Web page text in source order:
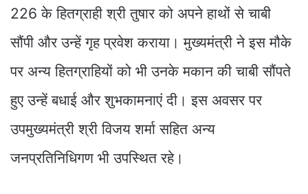
226 के हितग्राही श्री तुषार को अपने हाथों से चाबी
सौंपी और उन्हें गृह प्रवेश कराया। मुख्यमंत्री ने इस मौके
पर अन्य हितग्राहियों को भी उनके मकान की चाबी सौंपते
हुए उन्हें बधाई और शुभकामनाएं दी। इस अवसर पर
उपमुख्यमंत्री श्री विजय शर्मा सहित अन्य
जनप्रतिनिधिगण भी उपस्थित रहे।